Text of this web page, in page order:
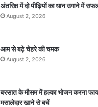
अंतरिक्ष में दो पीढ़ियों का धान उगाने में
August 2, 2026
आम से बढ़े चेहरे की चमक
August 2, 2026
बरसात के मौसम में हल्का भोजन करना
मसालेदार खाने से बचें